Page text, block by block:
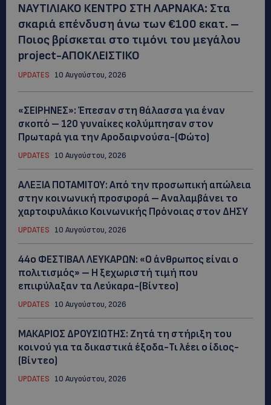
ΝΑΥΤΙΛΙΑΚΟ ΚΕΝΤΡΟ ΣΤΗ ΛΑΡΝΑΚΑ: Στα
σκαριά επένδυση άνω των €100 εκατ. –
Ποιος βρίσκεται στο τιμόνι του μεγάλου
project-ΑΠΟΚΛΕΙΣΤΙΚΟ
UPDATES 10 Αυγούστου, 2026
«ΣΕΙΡΗΝΕΣ»: Έπεσαν στη θάλασσα για έναν
σκοπό – 120 γυναίκες κολύμπησαν στον
Πρωταρά για την Αροδαφνούσα-(Φώτο)
UPDATES 10 Αυγούστου, 2026
ΑΛΕΞΙΑ ΠΟΤΑΜΙΤΟΥ: Από την προσωπική απώλεια
στην κοινωνική προσφορά – Αναλαμβάνει το
χαρτοφυλάκιο Κοινωνικής Πρόνοιας στον ΔΗΣΥ
UPDATES 10 Αυγούστου, 2026
44ο ΦΕΣΤΙΒΑΛ ΛΕΥΚΑΡΩΝ: «Ο άνθρωπος είναι ο
πολιτισμός» – Η ξεχωριστή τιμή που
επιφύλαξαν τα Λεύκαρα-(Βίντεο)
UPDATES 10 Αυγούστου, 2026
ΜΑΚΑΡΙΟΣ ΔΡΟΥΣΙΩΤΗΣ: Ζητά τη στήριξη του
κοινού για τα δικαστικά έξοδα-Τι λέει ο ίδιος-
(Βίντεο)
UPDATES 10 Αυγούστου, 2026